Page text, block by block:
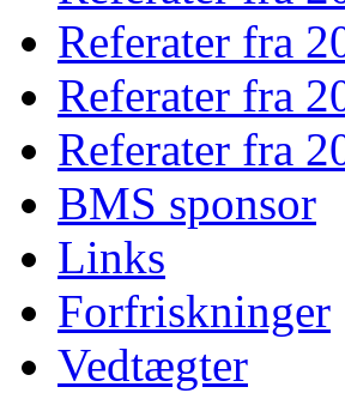
Referater fra
Referater fra
Referater fra
BMS sponsor
Links
Forfriskninger
Vedtægter